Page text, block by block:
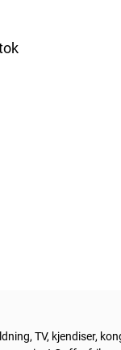
TV, kjendiser,